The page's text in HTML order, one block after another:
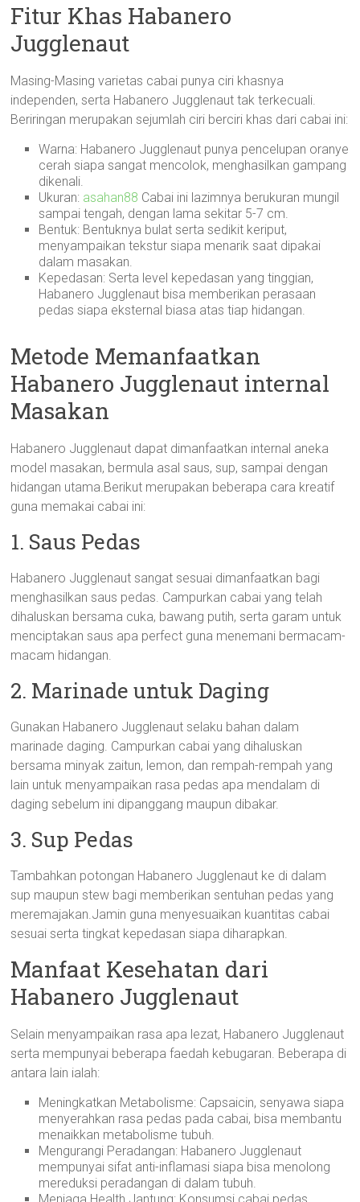
Fitur Khas Habanero
Jugglenaut
Masing-Masing varietas cabai punya ciri khasnya
independen, serta Habanero Jugglenaut tak terkecuali.
Beriringan merupakan sejumlah ciri berciri khas dari cabai ini:
Warna: Habanero Jugglenaut punya pencelupan oranye
cerah siapa sangat mencolok, menghasilkan gampang
dikenali.
Ukuran: asahan88 Cabai ini lazimnya berukuran mungil
sampai tengah, dengan lama sekitar 5-7 cm.
Bentuk: Bentuknya bulat serta sedikit keriput,
menyampaikan tekstur siapa menarik saat dipakai
dalam masakan.
Kepedasan: Serta level kepedasan yang tinggian,
Habanero Jugglenaut bisa memberikan perasaan
pedas siapa eksternal biasa atas tiap hidangan.
Metode Memanfaatkan
Habanero Jugglenaut internal
Masakan
Habanero Jugglenaut dapat dimanfaatkan internal aneka
model masakan, bermula asal saus, sup, sampai dengan
hidangan utama.Berikut merupakan beberapa cara kreatif
guna memakai cabai ini:
1. Saus Pedas
Habanero Jugglenaut sangat sesuai dimanfaatkan bagi
menghasilkan saus pedas. Campurkan cabai yang telah
dihaluskan bersama cuka, bawang putih, serta garam untuk
menciptakan saus apa perfect guna menemani bermacam-
macam hidangan.
2. Marinade untuk Daging
Gunakan Habanero Jugglenaut selaku bahan dalam
marinade daging. Campurkan cabai yang dihaluskan
bersama minyak zaitun, lemon, dan rempah-rempah yang
lain untuk menyampaikan rasa pedas apa mendalam di
daging sebelum ini dipanggang maupun dibakar.
3. Sup Pedas
Tambahkan potongan Habanero Jugglenaut ke di dalam
sup maupun stew bagi memberikan sentuhan pedas yang
meremajakan.Jamin guna menyesuaikan kuantitas cabai
sesuai serta tingkat kepedasan siapa diharapkan.
Manfaat Kesehatan dari
Habanero Jugglenaut
Selain menyampaikan rasa apa lezat, Habanero Jugglenaut
serta mempunyai beberapa faedah kebugaran. Beberapa di
antara lain ialah:
Meningkatkan Metabolisme: Capsaicin, senyawa siapa
menyerahkan rasa pedas pada cabai, bisa membantu
menaikkan metabolisme tubuh.
Mengurangi Peradangan: Habanero Jugglenaut
mempunyai sifat anti-inflamasi siapa bisa menolong
mereduksi peradangan di dalam tubuh.